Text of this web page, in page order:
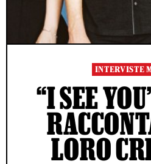
INTERVISTE
“I SEE
LORO